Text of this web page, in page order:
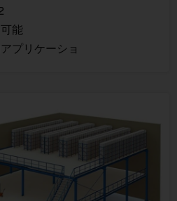
能
プリケーショ